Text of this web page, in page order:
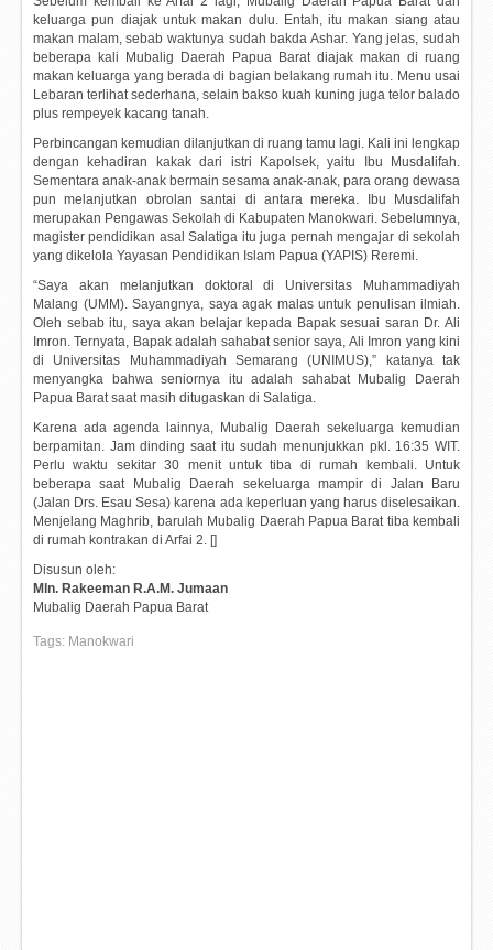
keluarga pun diajak untuk makan dulu. Entah, itu makan siang atau
makan malam, sebab waktunya sudah bakda Ashar. Yang jelas, sudah
beberapa kali Mubalig Daerah Papua Barat diajak makan di ruang
makan keluarga yang berada di bagian belakang rumah itu. Menu usai
Lebaran terlihat sederhana, selain bakso kuah kuning juga telor balado
plus rempeyek kacang tanah.
Perbincangan kemudian dilanjutkan di ruang tamu lagi. Kali ini lengkap
dengan kehadiran kakak dari istri Kapolsek, yaitu Ibu Musdalifah.
Sementara anak-anak bermain sesama anak-anak, para orang dewasa
pun melanjutkan obrolan santai di antara mereka. Ibu Musdalifah
merupakan Pengawas Sekolah di Kabupaten Manokwari. Sebelumnya,
magister pendidikan asal Salatiga itu juga pernah mengajar di sekolah
yang dikelola Yayasan Pendidikan Islam Papua (YAPIS) Reremi.
“Saya akan melanjutkan doktoral di Universitas Muhammadiyah
Malang (UMM). Sayangnya, saya agak malas untuk penulisan ilmiah.
Oleh sebab itu, saya akan belajar kepada Bapak sesuai saran Dr. Ali
Imron. Ternyata, Bapak adalah sahabat senior saya, Ali Imron yang kini
di Universitas Muhammadiyah Semarang (UNIMUS),” katanya tak
menyangka bahwa seniornya itu adalah sahabat Mubalig Daerah
Papua Barat saat masih ditugaskan di Salatiga.
Karena ada agenda lainnya, Mubalig Daerah sekeluarga kemudian
berpamitan. Jam dinding saat itu sudah menunjukkan pkl. 16:35 WIT.
Perlu waktu sekitar 30 menit untuk tiba di rumah kembali. Untuk
beberapa saat Mubalig Daerah sekeluarga mampir di Jalan Baru
(Jalan Drs. Esau Sesa) karena ada keperluan yang harus diselesaikan.
Menjelang Maghrib, barulah Mubalig Daerah Papua Barat tiba kembali
di rumah kontrakan di Arfai 2. []
Disusun oleh:
Mln. Rakeeman R.A.M. Jumaan
Mubalig Daerah Papua Barat
Tags: Manokwari